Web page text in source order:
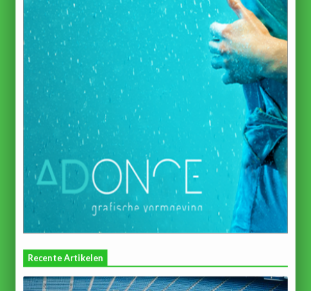
Recente Artikelen